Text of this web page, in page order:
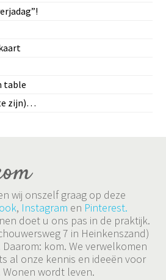
table
zijn)…
wij onszelf graag op deze
, Instagram en Pinterest.
doet u ons pas in de praktijk.
7 in Heinkenszand)
kom. We verwelkomen
al onze kennis en ideeën voor
wordt leven.